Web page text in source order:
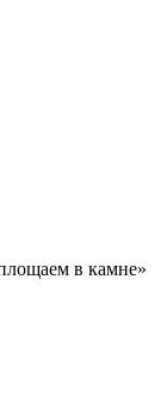
в камне»